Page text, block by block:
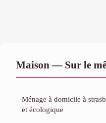
Maison — Sur le
Ménage à domicile à
et écologique